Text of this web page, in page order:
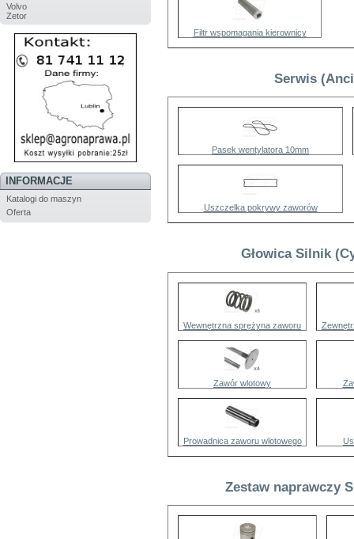
Volvo
Zetor
INFORMACJE
Katalogi do maszyn
Oferta
Filtr wspomagania kierownicy
Serwis
Pasek wentylatora 10mm
Uszczelka pokrywy zaworów
Głowica Silnik
Wewnętrzna sprężyna zaworu
Zawór wlotowy
Prowadnica zaworu wlotowego
Zestaw naprawczy